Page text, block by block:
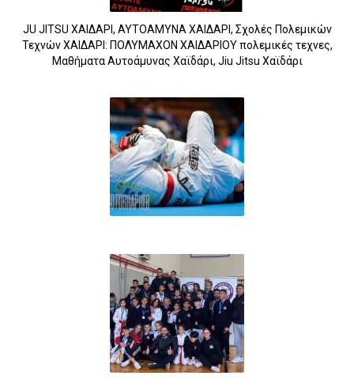
JU JITSU ΧΑΙΔΑΡΙ, ΑΥΤΟΑΜΥΝΑ ΧΑΙΔΑΡΙ, Σχολές Πολεμικών
Τεχνών ΧΑΙΔΑΡΙ: ΠΟΛΥΜΑΧΟΝ ΧΑΙΔΑΡΙΟΥ πολεμικές τεχνες,
Μαθήματα Αυτοάμυνας Χαϊδάρι, Jiu Jitsu Χαϊδάρι